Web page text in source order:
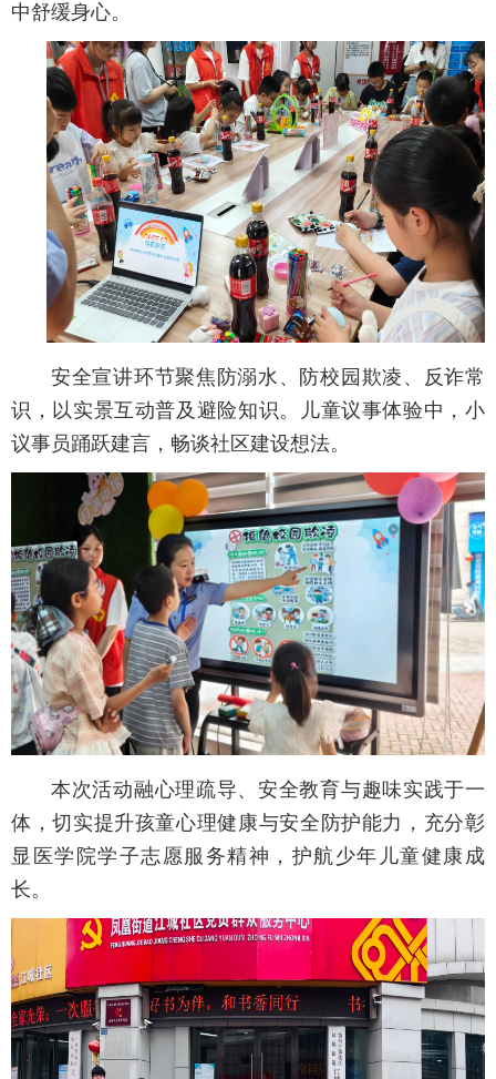
中舒缓身心。
安全宣讲环节聚焦防溺水、防校园欺凌、反诈常
识，以实景互动普及避险知识。儿童议事体验中，小
议事员踊跃建言， 畅谈社区建设想法。
本次活动融心理疏导、安全教育与趣味实践于一
体，切实提升孩童心理健康与安全防护能力，充分彰
显医学院学子志愿服务精神，护航少年儿童健康成
长。